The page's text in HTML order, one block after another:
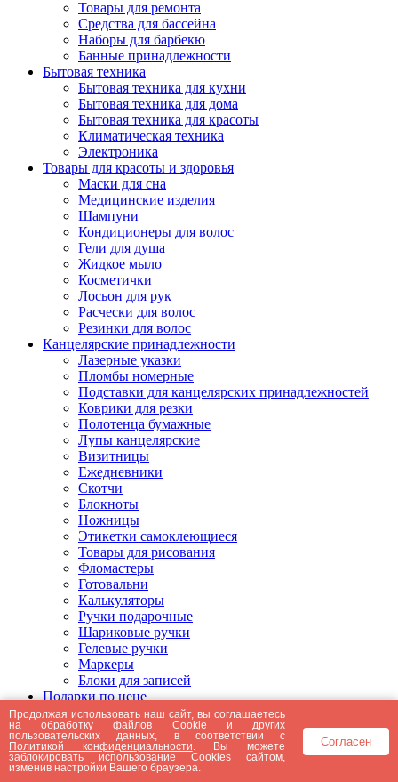
Товары для ремонта
Средства для бассейна
Наборы для барбекю
Банные принадлежности
Бытовая техника
Бытовая техника для кухни
Бытовая техника для дома
Бытовая техника для красоты
Климатическая техника
Электроника
Товары для красоты и здоровья
Маски для сна
Медицинские изделия
Шампуни
Кондиционеры для волос
Гели для душа
Жидкое мыло
Косметички
Лосьон для рук
Расчески для волос
Резинки для волос
Канцелярские принадлежности
Лазерные указки
Пломбы номерные
Подставки для канцелярских принадлежностей
Коврики для резки
Полотенца бумажные
Лупы канцелярские
Визитницы
Ежедневники
Скотчи
Блокноты
Ножницы
Этикетки самоклеющиеся
Товары для рисования
Фломастеры
Готовальни
Калькуляторы
Ручки подарочные
Шариковые ручки
Гелевые ручки
Маркеры
Блоки для записей
Подарки по цене
Подарки от 5000 рублей
Подарки до 5000 рублей
Подарки до 3000 рублей
Подарки до 2000 рублей
Подарки до 1000 рублей
Продолжая использовать наш сайт, вы соглашаетесь
наобработку файлов Cookie и других
пользовательских данных, в соответствии с
Политикой конфиденциальности . Вы можете
заблокировать использование Cookies сайтом,
изменив настройки Вашего браузера.
Согласен